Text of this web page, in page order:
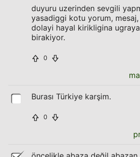
duyuru uzerinden sevgili
yasadiggi kotu yorum,
dolayi hayal kirikligina
birakiyor.
0
Burası Türkiye karşim.
0